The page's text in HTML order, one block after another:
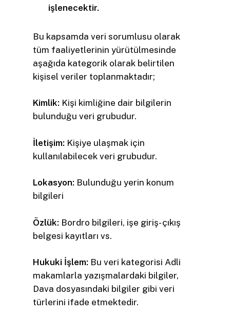
işlenecektir.
Bu kapsamda veri sorumlusu olarak
tüm faaliyetlerinin yürütülmesinde
aşağıda kategorik olarak belirtilen
kişisel veriler toplanmaktadır;
Kimlik: Kişi kimliğine dair bilgilerin
bulunduğu veri grubudur.
İletişim: Kişiye ulaşmak için
kullanılabilecek veri grubudur.
Lokasyon: Bulunduğu yerin konum
bilgileri
Özlük: Bordro bilgileri, işe giriş- çıkış
belgesi kayıtları vs.
Hukuki İşlem: Bu veri kategorisi Adli
makamlarla yazışmalardaki bilgiler,
Dava dosyasındaki bilgiler gibi veri
türlerini ifade etmektedir.